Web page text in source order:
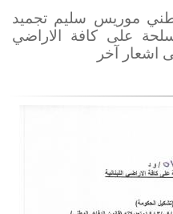
موريس سليم تجميد
على كافة الاراضي
اشعار آخر